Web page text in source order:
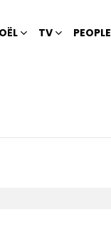
TV PEOPLE